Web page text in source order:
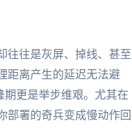
往往是灰屏、掉线、甚至
距离产生的延迟无法避
期更是举步维艰。尤其在
部署的奇兵变成慢动作回